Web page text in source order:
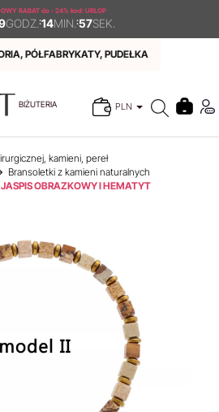
RABATdo - 24% kod: URLOP
GODZ. :14MIN. :57SEK.
PÓŁFABRYKATY, PUDEŁKA
BIŻUTERIA PLN
kamieni, pereł
Bransoletki z kamieni naturalnych
OBRAZKOWY I HEMATYT